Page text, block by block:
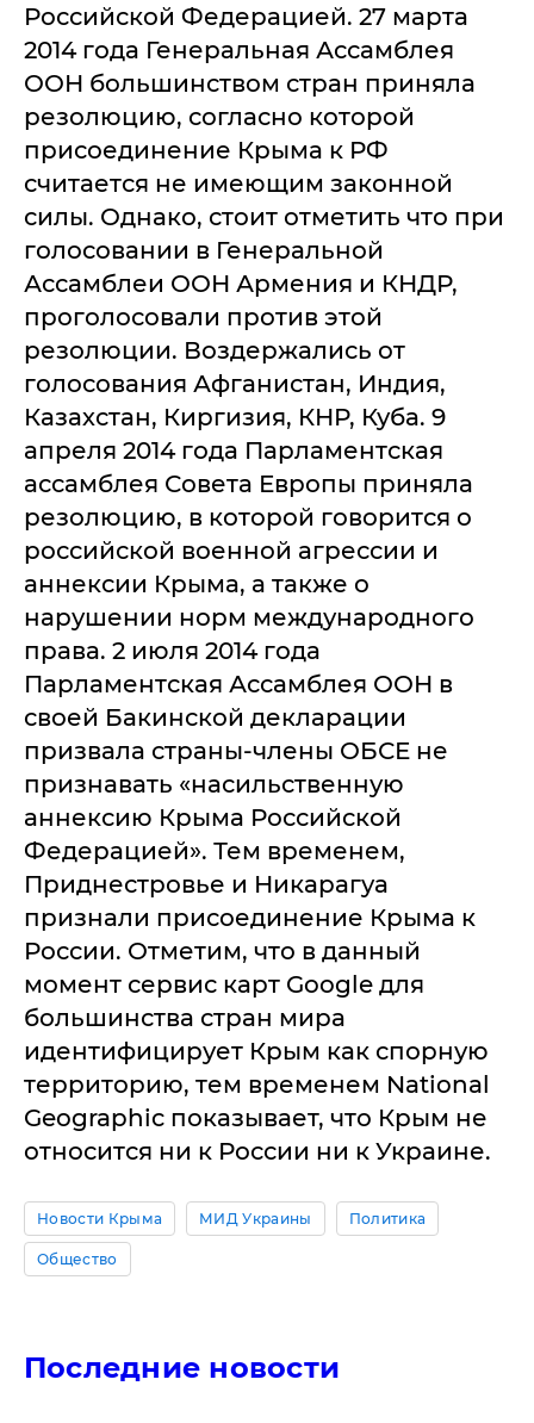
Российской Федерацией. 27 марта
2014 года Генеральная Ассамблея
ООН большинством стран приняла
резолюцию, согласно которой
присоединение Крыма к РФ
считается не имеющим законной
силы. Однако, стоит отметить что при
голосовании в Генеральной
Ассамблеи ООН Армения и КНДР,
проголосовали против этой
резолюции. Воздержались от
голосования Афганистан, Индия,
Казахстан, Киргизия, КНР, Куба. 9
апреля 2014 года Парламентская
ассамблея Совета Европы приняла
резолюцию, в которой говорится о
российской военной агрессии и
аннексии Крыма, а также о
нарушении норм международного
права. 2 июля 2014 года
Парламентская Ассамблея ООН в
своей Бакинской декларации
призвала страны-члены ОБСЕ не
признавать «насильственную
аннексию Крыма Российской
Федерацией». Тем временем,
Приднестровье и Никарагуа
признали присоединение Крыма к
России. Отметим, что в данный
момент сервис карт Google для
большинства стран мира
идентифицирует Крым как спорную
территорию, тем временем National
Geographic показывает, что Крым не
относится ни к России ни к Украине.
Новости Крыма МИД Украины Политика
Общество
Последние новости